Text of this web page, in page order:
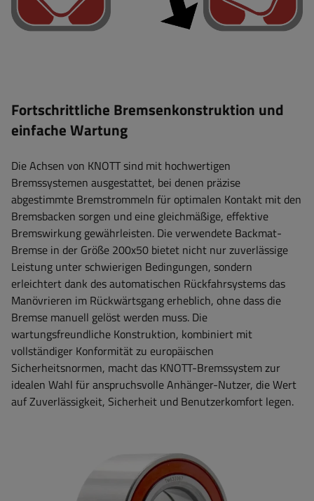
Fortschrittliche Bremsenkonstruktion und
einfache Wartung
Die Achsen von KNOTT sind mit hochwertigen
Bremssystemen ausgestattet, bei denen präzise
abgestimmte Bremstrommeln für optimalen Kontakt mit den
Bremsbacken sorgen und eine gleichmäßige, effektive
Bremswirkung gewährleisten. Die verwendete Backmat-
Bremse in der Größe 200x50 bietet nicht nur zuverlässige
Leistung unter schwierigen Bedingungen, sondern
erleichtert dank des automatischen Rückfahrsystems das
Manövrieren im Rückwärtsgang erheblich, ohne dass die
Bremse manuell gelöst werden muss. Die
wartungsfreundliche Konstruktion, kombiniert mit
vollständiger Konformität zu europäischen
Sicherheitsnormen, macht das KNOTT-Bremssystem zur
idealen Wahl für anspruchsvolle Anhänger-Nutzer, die Wert
auf Zuverlässigkeit, Sicherheit und Benutzerkomfort legen.